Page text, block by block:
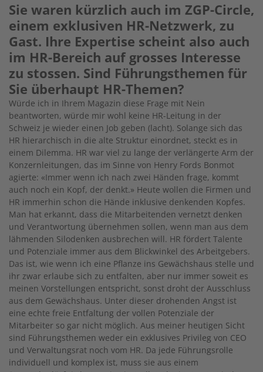
Sie waren kürzlich auch im ZGP-Circle,
einem exklusiven HR-Netzwerk, zu
Gast. Ihre Expertise scheint also auch
im HR-Bereich auf grosses Interesse
zu stossen. Sind Führungsthemen für
Sie überhaupt HR-Themen?
Würde ich in Ihrem Magazin diese Frage mit Nein
beantworten, würde mir wohl keine HR-Leitung in der
Schweiz je wieder einen Job geben (lacht). Solange sich das
HR hierarchisch in die alte Struktur einordnet, steckt es in
einem Dilemma. HR war viel zu lange der verlängerte Arm der
Konzernleitungen, das im Sinne von Henry Fords Bonmot
agierte: «Immer wenn ich nach zwei Händen frage, kommt
auch noch ein Kopf, der denkt.» Heute wollen die Firmen und
HR immerhin schon die Hände inklusive denkenden Kopfes.
Man hat erkannt, dass die Mitarbeitenden vernetzt denken
und Verantwortung übernehmen sollen, wenn man aus dem
lähmenden Silodenken ausbrechen will. HR fördert Talente
und Potenziale immer aus dem Blickwinkel des Arbeitgebers.
Das ist, wie wenn ich eine Pflanze ins Gewächshaus stelle und
ihr zwar erlaube sich zu entfalten, aber nur immer soweit es
meinen Vorstellungen entspricht, sonst droht der Ausschluss
aus dem Gewächshaus. Unter dieser drohenden Angst ist
eine echte freie Entfaltung der vollen Potenziale der
Mitarbeiter so gar nicht möglich. Aus meiner heutigen Sicht
sind Führungsthemen weder ein exklusives Privileg von CEO
und Verwaltungsrat noch vom HR. Da jede Führungsrolle
individuell und komplex ist, muss sie aus einem